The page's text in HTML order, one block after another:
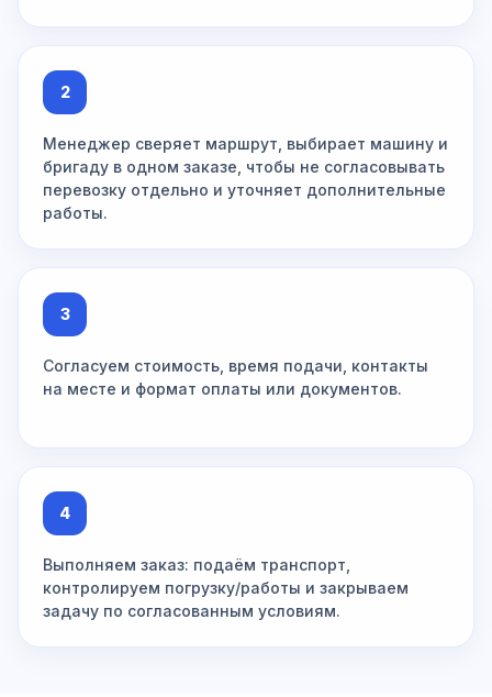
2
Менеджер сверяет маршрут, выбирает машину и
бригаду в одном заказе, чтобы не согласовывать
перевозку отдельно и уточняет дополнительные
работы.
3
Согласуем стоимость, время подачи, контакты
на месте и формат оплаты или документов.
4
Выполняем заказ: подаём транспорт,
контролируем погрузку/работы и закрываем
задачу по согласованным условиям.